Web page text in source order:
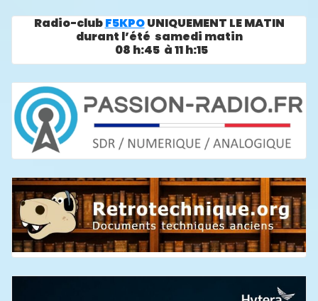
Radio-clubF5KPOUNIQUEMENT LE MATIN
durant l’été samedi matin
08 h:45 à 11 h:15